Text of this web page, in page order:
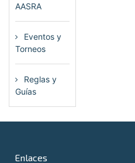
AASRA
Eventos y
Torneos
Reglas y
Guías
Enlaces